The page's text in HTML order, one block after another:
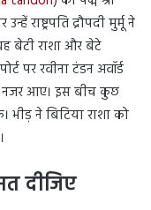
राष्ट्रपति द्रौपदी मुर्मू ने
बेटी राशा और बेटे
पर रवीना टंडन अवॉर्ड
नजर आए। इस बीच कुछ
ने बिटिया राशा को
दीजिए